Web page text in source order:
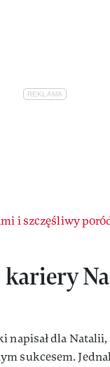
i szczęśliwy
kariery
dla Natalii,
sukcesem.